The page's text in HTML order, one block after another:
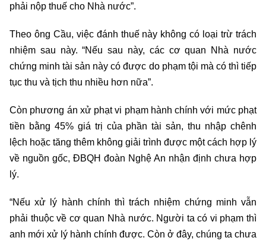
phải nộp thuế cho Nhà nước”.
Theo ông Cầu, việc đánh thuế này không có loại trừ trách
nhiệm sau này. “Nếu sau này, các cơ quan Nhà nước
chứng minh tài sản này có được do phạm tội mà có thì tiếp
tục thu và tịch thu nhiều hơn nữa”.
Còn phương án xử phạt vi phạm hành chính với mức phạt
tiền bằng 45% giá trị của phần tài sản, thu nhập chênh
lệch hoặc tăng thêm không giải trình được một cách hợp lý
về nguồn gốc, ĐBQH đoàn Nghệ An nhận định chưa hợp
lý.
“Nếu xử lý hành chính thì trách nhiệm chứng minh vẫn
phải thuộc về cơ quan Nhà nước. Người ta có vi phạm thì
anh mới xử lý hành chính được. Còn ở đây, chúng ta chưa